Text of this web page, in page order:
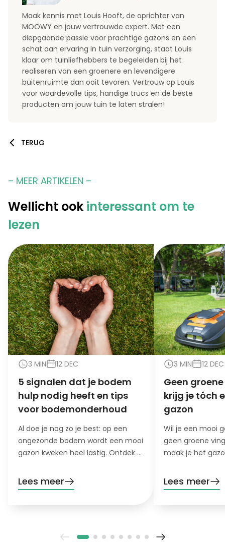
Maak kennis met Louis Hooft, de oprichter van
MOOWY en jouw vertrouwde expert. Met een
diepgaande passie voor prachtige gazons en een
schat aan ervaring in tuin verzorging, staat Louis
klaar om tuinliefhebbers te begeleiden bij het
realiseren van een groenere en levendigere
buitenruimte dan ooit tevoren. Vertrouw op Louis
voor waardevolle tips, handige trucs en de beste
producten om jouw tuin te laten stralen!
TERUG
– MEER ARTIKELEN –
Wellicht ook interessant om te
lezen
3 MIN 12 DEC
5 signalen dat je bodem
hulp nodig heeft en tips
voor bodemonderhoud
Al doe je nog zo je best: op een
ongezonde bodem wordt een mooi
gazon kweken heel lastig. Ontdek 5
heeft!
Lees meer
3 MIN 12 DEC
Geen
krijg je tóch
gazon
Wil je een mooi
geen groene
maak je het
Lees meer